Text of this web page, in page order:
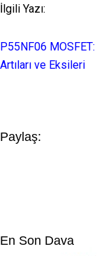
İlgili Yazı:
P55NF06
Artıları ve Eksileri
Paylaş:
En Son Dava